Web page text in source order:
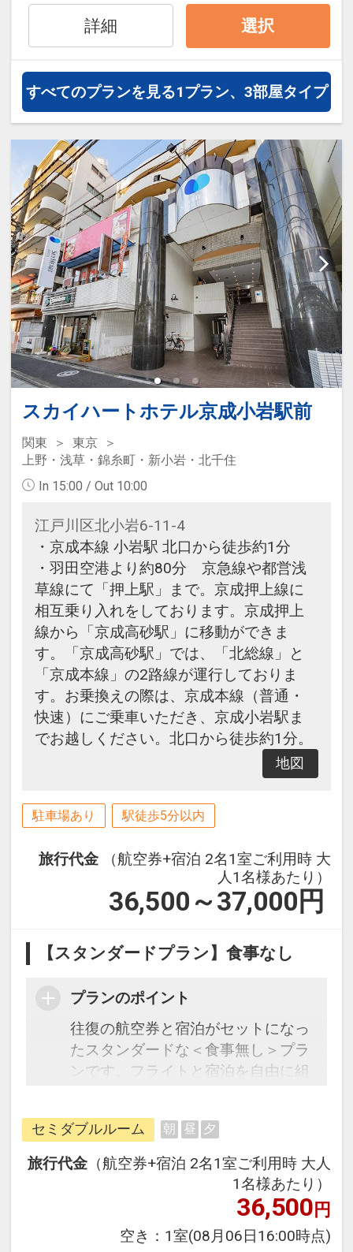
泊・飛び泊なども自由自在です。
フライトは、安心のJAL（または
ル50%貯まります。
通・体験プランなどの追加（同時予
約）が可能なプランもございます。
詳細 選択
すべてのプランを見る1プラン、3部屋タイプ
スカイハートホテル京成小岩駅前
関東
東京
上野・浅草・錦糸町・新小岩・北千住
In 15:00 / Out 10:00
江戸川区北小岩6-11-4
・京成本線 小岩駅 北口から徒歩約1分
・羽田空港より約80分 京急線や都営浅
草線にて「押上駅」まで。京成押上線に
相互乗り入れをしております。京成押上
線から「京成高砂駅」に移動ができま
す。「京成高砂駅」では、「北総線」と
「京成本線」の2路線が運行しておりま
す。お乗換えの際は、京成本線（普通・
快速）にご乗車いただき、京成小岩駅ま
でお越しください。北口から徒歩約1分。
地図
駐車場あり 駅徒歩5分以内
旅行代金
（航空券+宿泊 2名1室ご利用時 大
人1名様あたり）
36,500～37,000 円
【スタンダードプラン】食事なし
プランのポイント
往復の航空券と宿泊がセットになっ
たスタンダードな＜食事無し＞プラ
ンです。フライトと宿泊を自由に組
ージだから、一都市滞在はもちろん
周遊旅行にも最適！
旅行期間中の1泊だけの宿泊や延
泊・飛び泊なども自由自在です。
フライトは、安心のJAL（または
JALグループ）確約！フライトマイ
ル50%貯まります。
セミダブルルーム 朝 昼 夕
旅行代金 （航空券+宿泊 2名1室ご利用時 大人
1名様あたり）
36,500円
空き： 1室(08月06日16:00時点)